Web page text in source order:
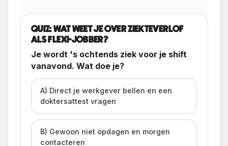
QUIZ: WAT WEET JE OVER ZIEKTEVERLOF
ALS FLEXI-JOBBER?
Je wordt 's ochtends ziek voor je shift
vanavond. Wat doe je?
A) Direct je werkgever bellen en een
doktersattest vragen
B) Gewoon niet opdagen en morgen
contacteren